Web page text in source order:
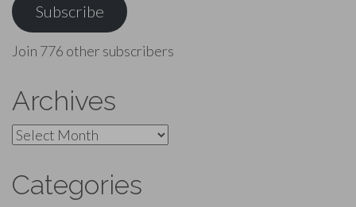
Subscribe
Join 776 other subscribers
Archives
Archives
Categories